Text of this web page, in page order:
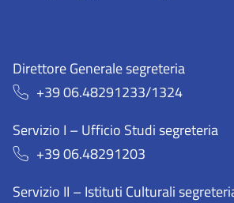
Direttore Generale segreteria
+39 06.48291233/1324
Servizio I – Ufficio Studi segreteria
+39 06.48291203
Servizio II – Istituti Culturali